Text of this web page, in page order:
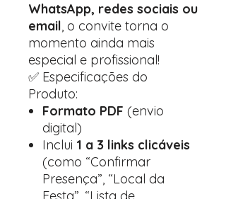
WhatsApp, redes sociais ou
email, o convite torna o
momento ainda mais
especial e profissional!
✅ Especificações do
Produto:
Formato PDF (envio
digital)
Inclui 1 a 3 links clicáveis
(como “Confirmar
Presença”, “Local da